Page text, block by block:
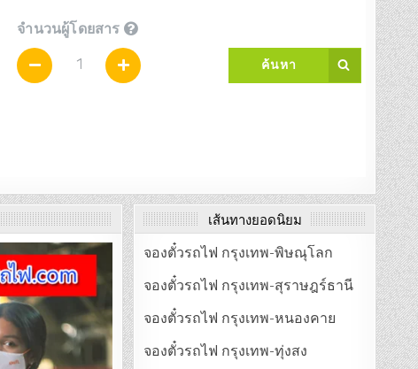
เส้นทางยอดนิยม
จองตั๋วรถไฟ กรุงเทพ-พิษณุโลก
จองตั๋วรถไฟ กรุงเทพ-สุราษฎร์ธานี
จองตั๋วรถไฟ กรุงเทพ-หนองคาย
จองตั๋วรถไฟ กรุงเทพ-ทุ่งสง